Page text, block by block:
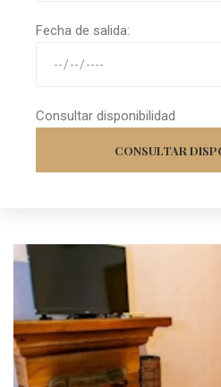
Fecha de salida:
Consultar disponibilidad
CONSULTAR